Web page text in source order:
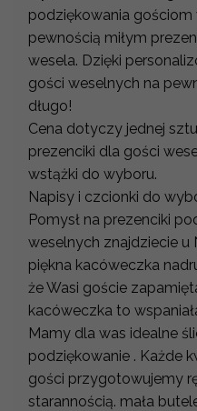
podziękowania
pewnością miłym
wesela. Dzięki
gości weselnych na
długo!
Cena dotyczy jednej
prezenciki dla gości
wstążki do wyboru.
Napisy i czcionki do
Pomysł na prezenciki
weselnych znajdziecie u
piękna kacóweczka
że Wasi goście
kacóweczka to
Mamy dla was idealne
podziękowanie . Każde
gości przygotowujemy
starannością. mała